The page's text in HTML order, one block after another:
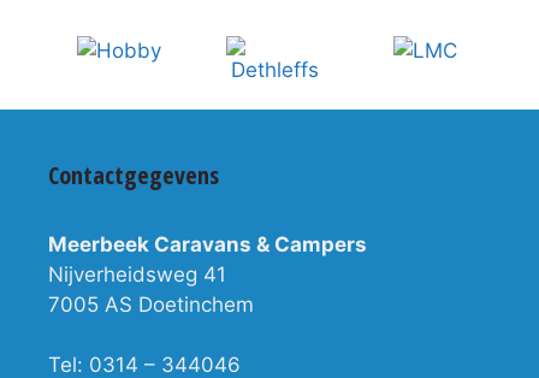
Contactgegevens
Meerbeek Caravans & Campers
Nijverheidsweg 41
7005 AS Doetinchem
Tel: 0314 – 344046